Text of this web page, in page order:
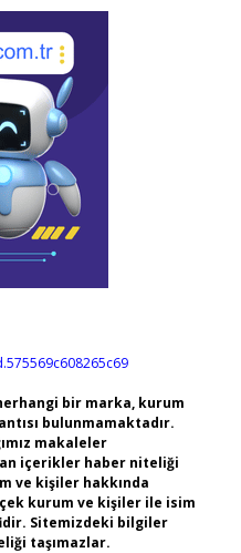
bir marka, kurum
bulunmamaktadır.
makaleler
içerikler haber niteliği
ve kişiler hakkında
kurum ve kişiler ile isim
Sitemizdeki bilgiler
taşımazlar.